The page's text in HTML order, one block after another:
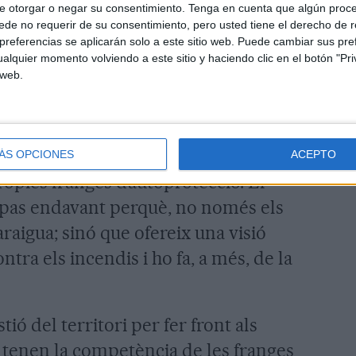
otorgar o negar su consentimiento. Tenga en cuenta que algún
no requerir de su consentimiento, pero usted tiene el derecho de
se aplicarán solo a este sitio web. Puede cambiar sus
momento volviendo a este sitio y haciendo clic en el botón
OPCIONES ACEPTO
de vista de prevenció de grans
queda a cavall entre l’Alta
el director executiu de la fundació,
que, sovint, tenen dificultats per
franges d’autoprotecció. El
endavant perquè, no només els
sinó que ofereix una visió
els incendis i ho fa, a més, de la
del territori per fer front als
la competència de les franges